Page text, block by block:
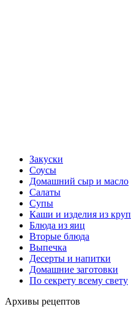
Закуски
Соусы
Домашний сыр и масло
Салаты
Супы
Каши и изделия из круп
Блюда из яиц
Вторые блюда
Выпечка
Десерты и напитки
Домашние заготовки
По секрету всему свету
Архивы рецептов